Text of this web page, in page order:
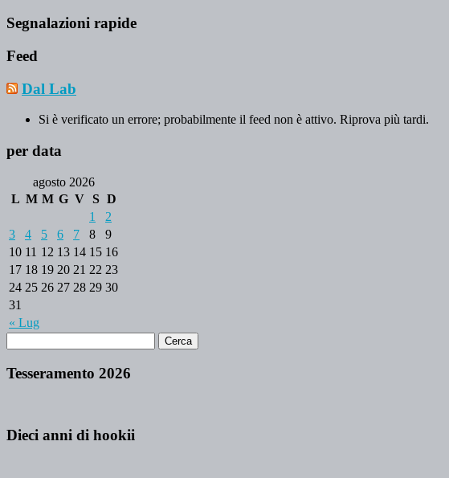
Segnalazioni rapide
Feed
Dal Lab
Si è verificato un errore; probabilmente il feed non è attivo. Riprova più tardi.
per data
agosto 2026
L M M G V S D
« Lug
1
2
3
4 5 6 7 8
9
10 11 12 13 14 15 16
17 18 19 20 21 22 23
24 25 26 27 28 29 30
31
Tesseramento 2026
Dieci anni di hookii